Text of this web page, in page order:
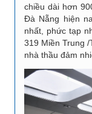
chiều dài hơn
Đà Nẵng hiện
nhất, phức tạp
319 Miền Trung
nhà thầu đảm